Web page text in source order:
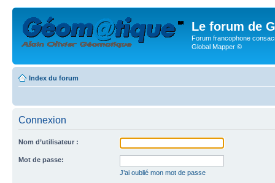
Le forum de
Forum francophone
Global Mapper ©
Index du forum
Connexion
Nom d’utilisateur :
Mot de passe:
J’ai oublié mon mot de passe